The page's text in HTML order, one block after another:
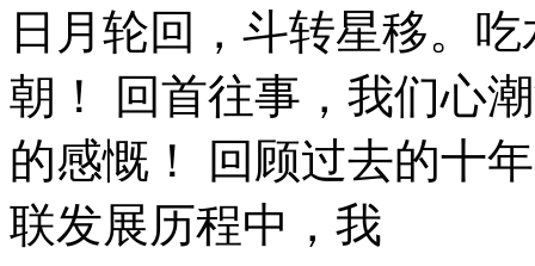
日月轮回，斗转星移。
朝！ 回首往事，我们心
的感慨！ 回顾过去的十
联发展历程中，我